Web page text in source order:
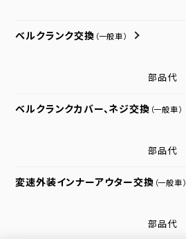
ベルクランク交換 （一般車）
部品代
ベルクランクカバー、ネジ交換 （一般車）
部品代
変速外装インナーアウター交換 （一般車）
部品代